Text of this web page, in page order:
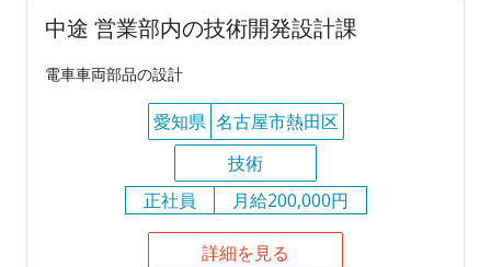
中途 営業部内の技術開発設計課
電車車両部品の設計
愛知県 名古屋市熱田区
技術
正社員
月給200,000円
詳細を見る